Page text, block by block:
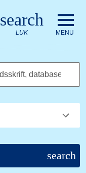
Kongelige
search
LUK MENU
database
search